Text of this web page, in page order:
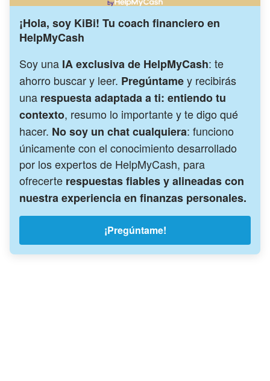
¡Hola, soy KiBi! Tu coach financiero en
HelpMyCash
Soy una IA exclusiva de HelpMyCash: te
ahorro buscar y leer. Pregúntamey recibirás
una respuesta adaptada a ti: entiendo tu
contexto, resumo lo importante y te digo qué
hacer. No soy un chat cualquiera: funciono
únicamente con el conocimiento desarrollado
por los expertos de HelpMyCash, para
ofrecerte respuestas fiables y alineadas con
nuestra experiencia en finanzas personales.
¡Pregúntame!